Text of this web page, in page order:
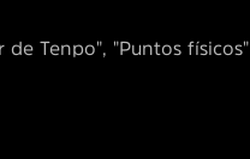
Tenpo", "Puntos físicos"